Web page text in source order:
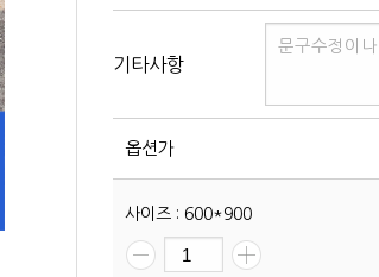
기타사항
옵션가
사이즈 : 600*900